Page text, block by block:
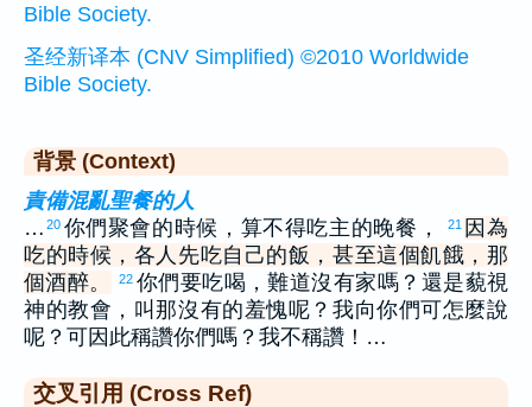
Bible Society.
圣经新译本 (CNV Simplified) ©2010 Worldwide
Bible Society.
背景 (Context)
責備混亂聖餐的人
… 20 你們聚會的時候，算不得吃主的晚餐， 21 因為
吃的時候，各人先吃自己的飯，甚至這個飢餓，那
個酒醉。
22 你們要吃喝，難道沒有家嗎？還是藐視
神的教會，叫那沒有的羞愧呢？我向你們可怎麼說
呢？可因此稱讚你們嗎？我不稱讚！…
交叉引用 (Cross Ref)